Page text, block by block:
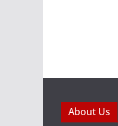
About Us